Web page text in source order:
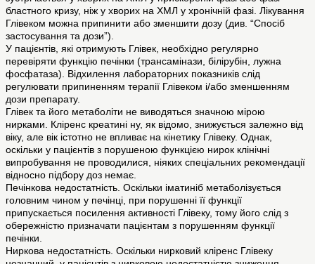
бластного кризу, ніж у хворих на ХМЛ у хронічній фазі. Лікування
Глівеком можна припинити або зменшити дозу (див. “Спосіб
застосування та дози”).
У пацієнтів, які отримують Глівек, необхідно регулярно
перевіряти функцію печінки (трансамінази, білірубін, лужна
фосфатаза). Відхилення лабораторних показників слід
регулювати припиненням терапії Глівеком і/або зменшенням
дози препарату.
Глівек та його метаболіти не виводяться значною мірою
нирками. Кліренс креатині ну, як відомо, знижується залежно від
віку, але вік істотно не впливає на кінетику Глівеку. Однак,
оскільки у пацієнтів з порушеною функцією нирок клінічні
випробування не проводилися, ніяких спеціальних рекомендації
відносно підбору доз немає.
Печінкова недостатність. Оскільки іматиніб метаболізується
головним чином у печінці, при порушенні її функції
припускається посилення активності Глівеку, тому його слід з
обережністю призначати пацієнтам з порушенням функції
печінки.
Ниркова недостатність. Оскільки нирковий кліренс Глівеку